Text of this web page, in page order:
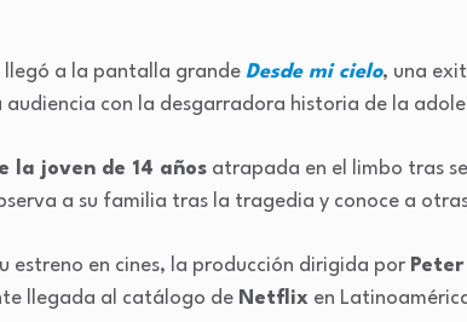
a la pantalla grande Desde mi cielo, una
con la desgarradora historia de la
la joven de 14 años atrapada en el limbo tras
a su familia tras la tragedia y conoce a
estreno en cines, la producción dirigida por
llegada al catálogo de Netflix en